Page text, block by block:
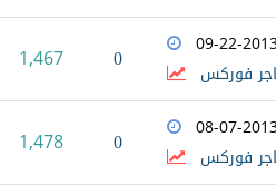
09-22-
فوركس
0
1,467
08-07-
فوركس
0
1,478